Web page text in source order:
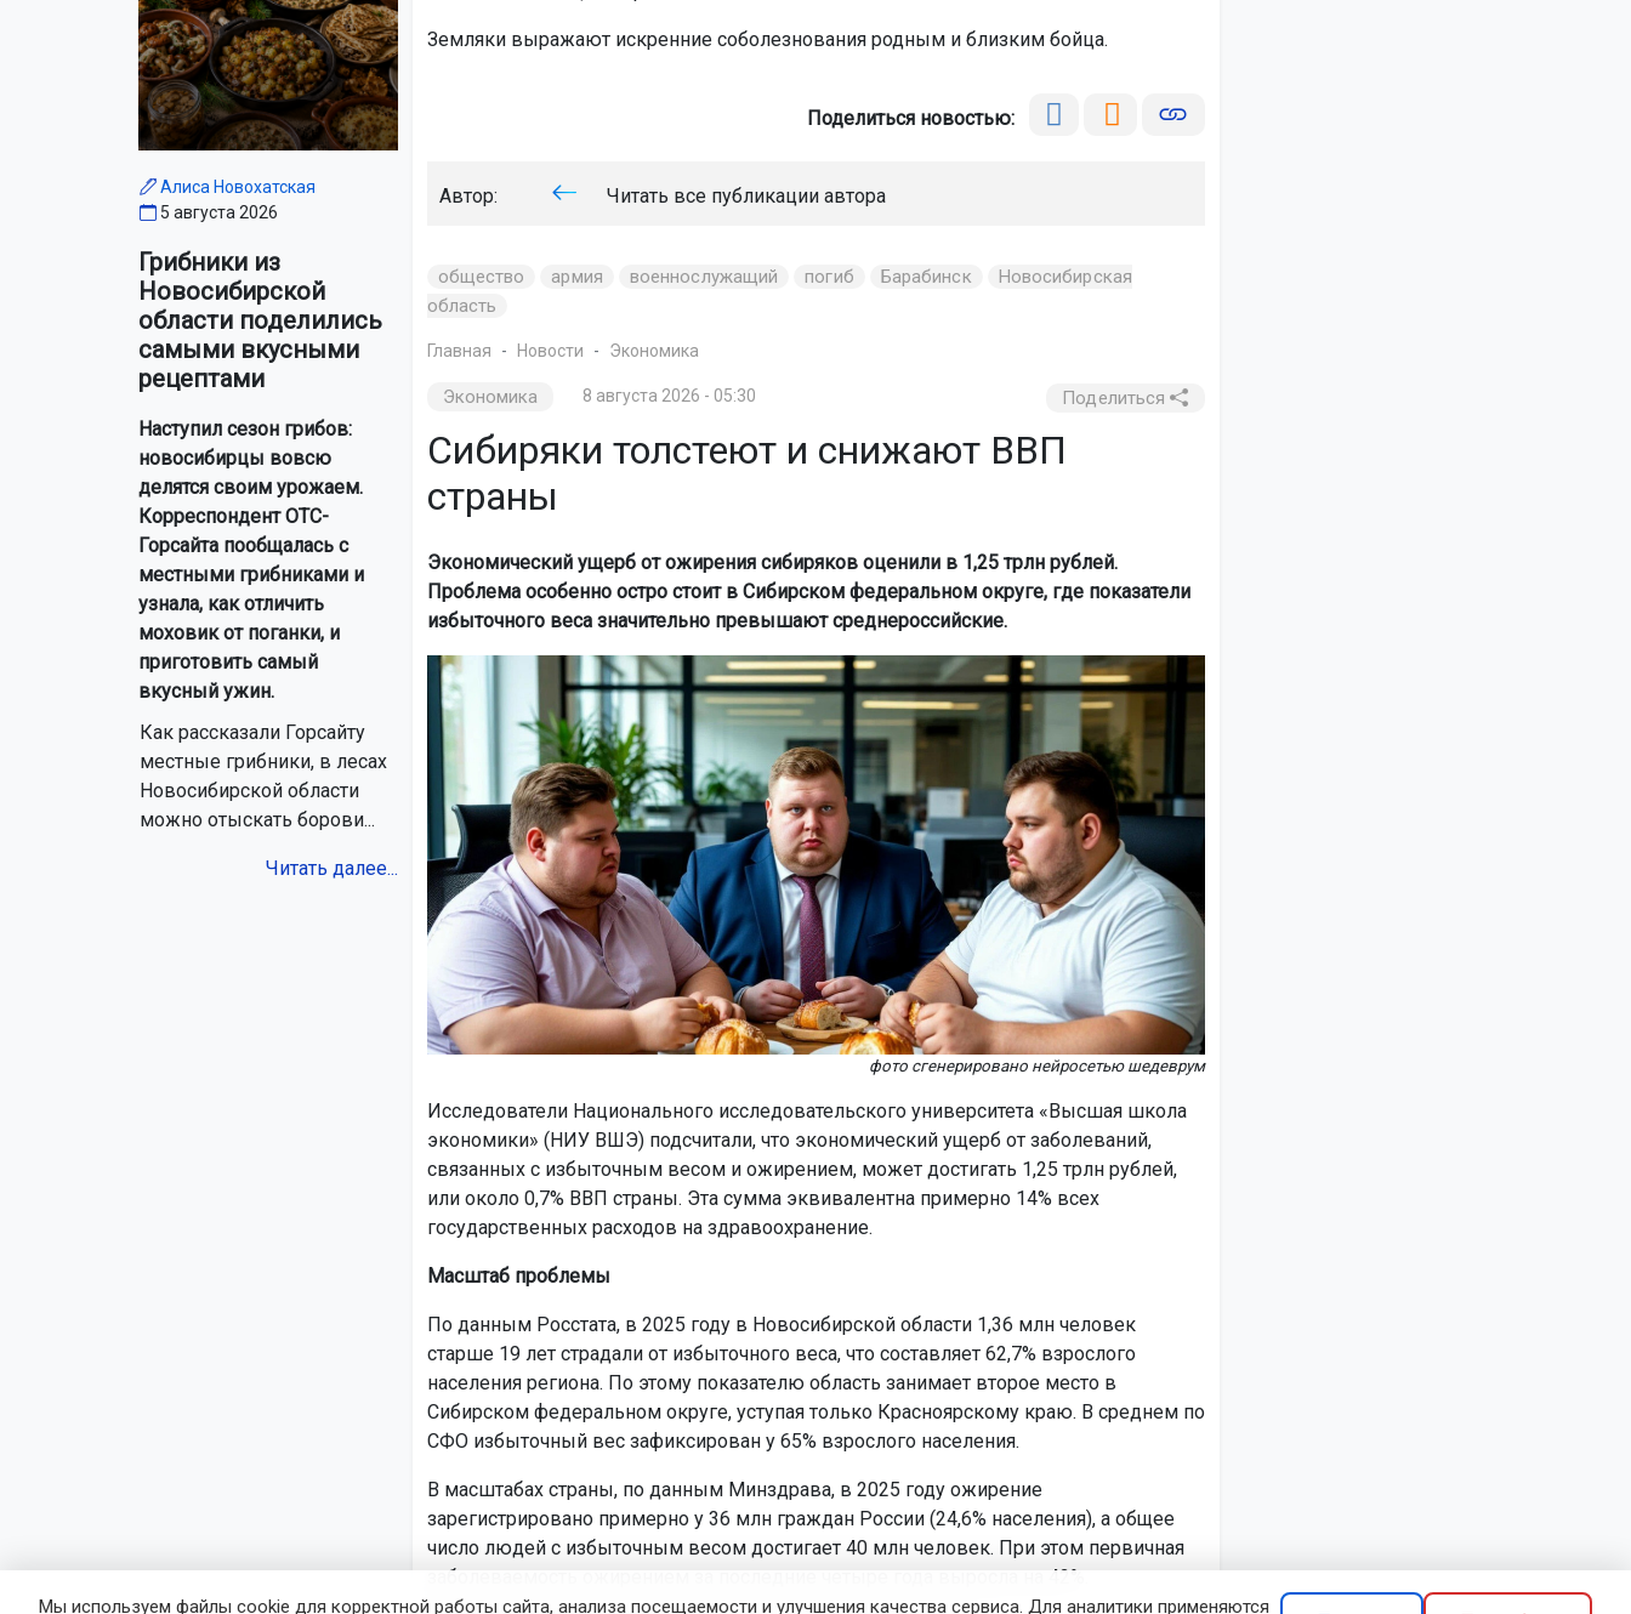
Алиса Новохатская
5 августа 2026
Грибники из
Новосибирской
области поделились
самыми вкусными
рецептами
Наступил сезон грибов:
новосибирцы вовсю
делятся своим урожаем.
Корреспондент ОТС-
Горсайта пообщалась с
местными грибниками и
узнала, как отличить
моховик от поганки, и
приготовить самый
вкусный ужин.
Как рассказали Горсайту
местные грибники, в лесах
Новосибирской области
можно отыскать борови...
Читать далее...
Земляки выражают искренние соболезнования родным и близким бойца.
Поделиться новостью:
Автор: Читать все публикации автора
общество армия военнослужащий погиб Барабинск
Новосибирская
область
Главная Новости Экономика
Экономика 8 августа 2026 - 05:30 Поделиться
Сибиряки толстеют и снижают ВВП
страны
Экономический ущерб от ожирения сибиряков оценили в 1,25 трлн рублей.
Проблема особенно остро стоит в Сибирском федеральном округе, где показатели
избыточного веса значительно превышают среднероссийские.
фото сгенерировано нейросетью шедеврум
Исследователи Национального исследовательского университета «Высшая школа
экономики» (НИУ ВШЭ) подсчитали, что экономический ущерб от заболеваний,
связанных с избыточным весом и ожирением, может достигать 1,25 трлн рублей,
или около 0,7% ВВП страны. Эта сумма эквивалентна примерно 14% всех
государственных расходов на здравоохранение.
Масштаб проблемы
По данным Росстата, в 2025 году в Новосибирской области 1,36 млн человек
старше 19 лет страдали от избыточного веса, что составляет 62,7% взрослого
населения региона. По этому показателю область занимает второе место в
Сибирском федеральном округе, уступая только Красноярскому краю. В среднем по
СФО избыточный вес зафиксирован у 65% взрослого населения.
В масштабах страны, по данным Минздрава, в 2025 году ожирение
зарегистрировано примерно у 36 млн граждан России (24,6% населения), а общее
число людей с избыточным весом достигает 40 млн человек. При этом первичная
заболеваемость ожирением за последние четыре года выросла на 42%.
Мы используем файлы cookie для корректной работы сайта, анализа посещаемости и улучшения качества сервиса. Для аналитики применяются